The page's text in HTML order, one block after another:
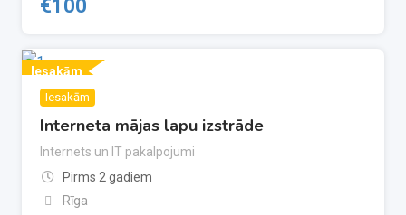
€100
Iesakām
Iesakām
Interneta mājas lapu izstrāde
Internets un IT pakalpojumi
Pirms 2 gadiem
Rīga